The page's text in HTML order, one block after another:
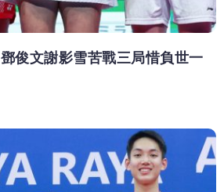
俊文謝影雪苦戰三局惜負世一